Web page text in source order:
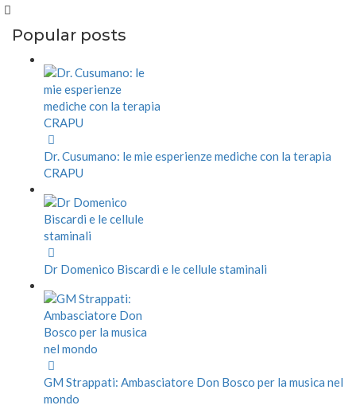
Popular posts
Dr. Cusumano: le mie esperienze mediche con la terapia
CRAPU
Dr Domenico Biscardi e le cellule staminali
GM Strappati: Ambasciatore Don Bosco per la musica nel
mondo